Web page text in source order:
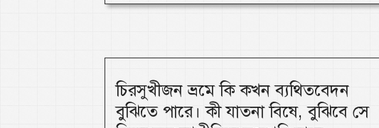
চিরসুখীজন ভ্রমে কি কখন ব্যথিতবেদন
বুঝিতে পারে। কী যাতনা বিষে, বুঝিবে সে